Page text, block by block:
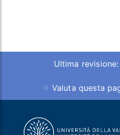
Ultima
Valuta questa